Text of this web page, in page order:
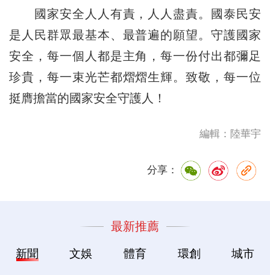
國家安全人人有責，人人盡責。國泰民安
是人民群眾最基本、最普遍的願望。守護國家
安全，每一個人都是主角，每一份付出都彌足
珍貴，每一束光芒都熠熠生輝。致敬，每一位
挺膺擔當的國家安全守護人！
編輯：陸華宇
分享：
最新推薦
新聞 文娛 體育 環創 城市